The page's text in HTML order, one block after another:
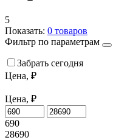
5
Показать: 0 товаров
Фильтр по параметрам
Забрать сегодня
Цена, ₽
Цена, ₽
690
28690